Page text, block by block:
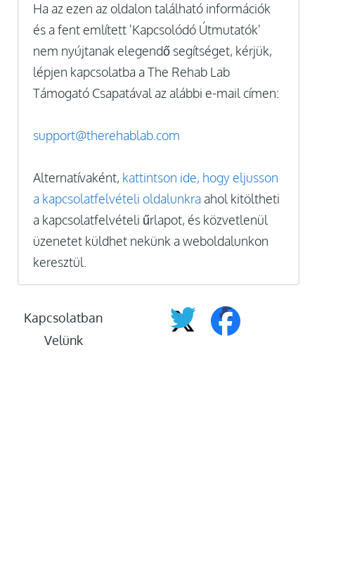
Ha az ezen az oldalon található információk
és a fent említett 'Kapcsolódó Útmutatók'
nem nyújtanak elegendő segítséget, kérjük,
lépjen kapcsolatba a The Rehab Lab
Támogató Csapatával az alábbi e-mail címen:
support@therehablab.com
Alternatívaként, kattintson ide, hogy eljusson
a kapcsolatfelvételi oldalunkra ahol kitöltheti
a kapcsolatfelvételi űrlapot, és közvetlenül
üzenetet küldhet nekünk a weboldalunkon
keresztül.
Kapcsolatban
Velünk